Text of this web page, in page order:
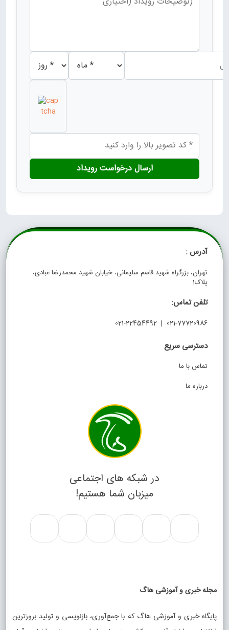
ارسال درخواست رویداد
آدرس :
تهران، بزرگراه شهید قاسم سلیمانی، خیابان شهید محمدرضا عبادی،
پلاک1
تلفن تماس:
021-77720986 | 021-22454492
دسترسی سریع
تماس با ما
درباره ما
در شبکه های اجتماعی
میزبان شما هستیم!
مجله خبری و آموزشی هاگ
پایگاه خبری و آموزشی هاگ که با جمع‌آوری، بازنویسی و تولید بروزترین